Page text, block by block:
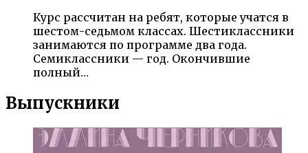
Курс рассчитан на ребят, которые учатся в
шестом-седьмом классах. Шестиклассники
занимаются по программе два года.
Семиклассники — год. Окончившие
полный…
Выпускники